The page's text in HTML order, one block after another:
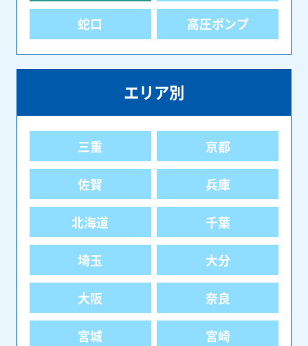
蛇口 高圧ポンプ
エリア別
三重 京都
佐賀 兵庫
北海道 千葉
埼玉 大分
大阪 奈良
宮城 宮崎